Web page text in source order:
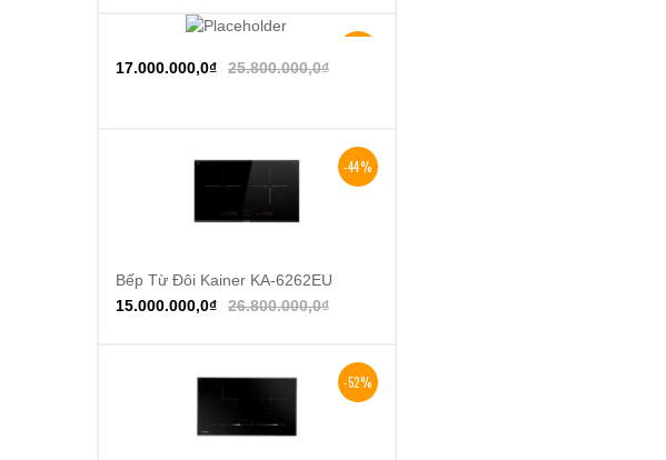
Thêm vào giỏ hàng
25.800.000,0₫
17.000.000,0₫
-44%
Thêm vào giỏ hàng
Bếp Từ Đôi Kainer KA-6262EU
26.800.000,0₫
15.000.000,0₫
-52%